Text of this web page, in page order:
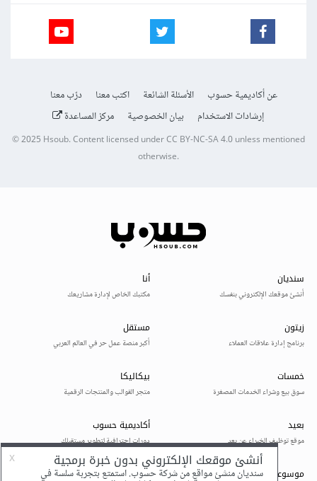
عن أكاديمية حسوب الأسئلة الشائعة اكتب معنا
درّب معنا
إرشادات الاستخدام
بيان الخصوصية مركز المساعدة
© 2025Hsoub.Content licensed underCC BY-NC-SA 4.0unless mentioned
otherwise.